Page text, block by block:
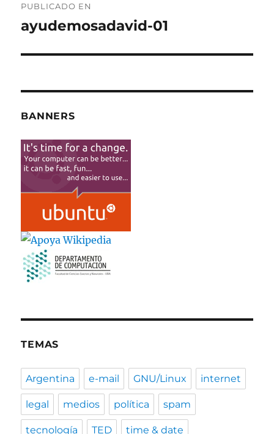
de
PUBLICADO EN
ayudemosadavid-01
BANNERS
TEMAS
Argentina e-mail GNU/Linux internet
legal medios política spam
tecnología TED time & date